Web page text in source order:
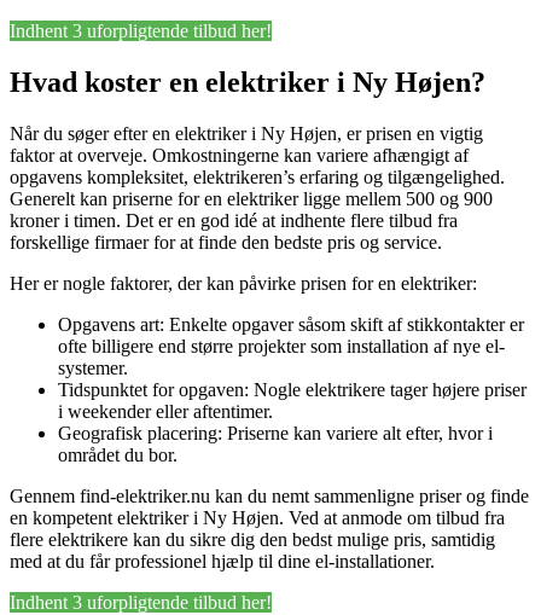
Indhent 3 uforpligtende tilbud her!
Hvad koster en elektriker i Ny Højen?
Når du søger efter en elektriker i Ny Højen, er prisen en vigtig
faktor at overveje. Omkostningerne kan variere afhængigt af
opgavens kompleksitet, elektrikeren’s erfaring og tilgængelighed.
Generelt kan priserne for en elektriker ligge mellem 500 og 900
kroner i timen. Det er en god idé at indhente flere tilbud fra
forskellige firmaer for at finde den bedste pris og service.
Her er nogle faktorer, der kan påvirke prisen for en elektriker:
Opgavens art: Enkelte opgaver såsom skift af stikkontakter er
ofte billigere end større projekter som installation af nye el-
systemer.
Tidspunktet for opgaven: Nogle elektrikere tager højere priser
i weekender eller aftentimer.
Geografisk placering: Priserne kan variere alt efter, hvor i
området du bor.
Gennem find-elektriker.nu kan du nemt sammenligne priser og finde
en kompetent elektriker i Ny Højen. Ved at anmode om tilbud fra
flere elektrikere kan du sikre dig den bedst mulige pris, samtidig
med at du får professionel hjælp til dine el-installationer.
Indhent 3 uforpligtende tilbud her!